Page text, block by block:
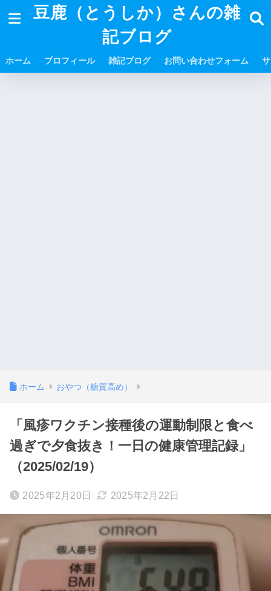
豆鹿（とうしか）さんの雑
記ブログ
ホーム プロフィール 雑記ブログ お問い合わせフォーム
ホーム おやつ（糖質高め）
「風疹ワクチン接種後の運動制限と食べ
過ぎで夕食抜き！一日の健康管理記録」
（2025/02/19）
2025年2月20日 2025年2月22日